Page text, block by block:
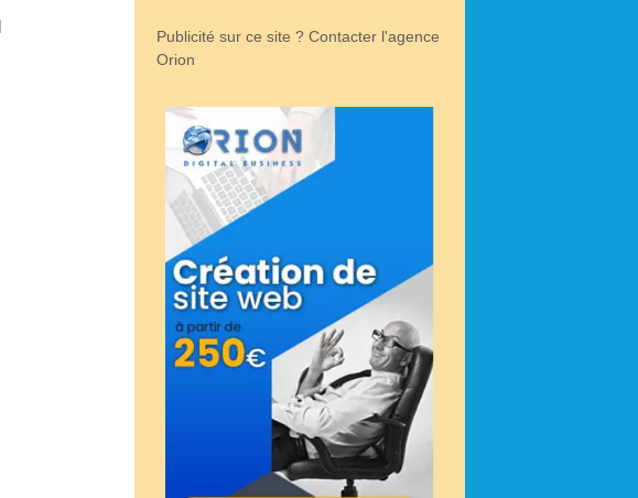
Publicité sur ce site ? Contacter l'agence
Orion